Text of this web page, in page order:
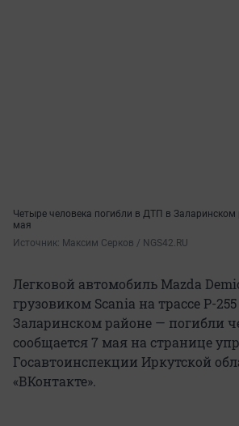
Четыре человека погибли в ДТП в Заларинском
мая
Источник: Максим Серков / NGS42.RU
Легковой автомобиль Mazda
грузовиком Scania на трассе Р-
Заларинском районе — погибли
сообщается 7 мая на странице
Госавтоинспекции Иркутской
«ВКонтакте».